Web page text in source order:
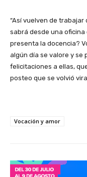
“Así vuelven de trabajar
sabrá desde una
presenta la docencia?
algún día se valore y se
felicitaciones a ellas,
posteo que se volvió
Vocación y amor